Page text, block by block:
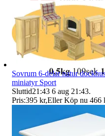
Sovrum 6-delar natur
miniatyr Sport
Sluttid21:43 6 aug 21:43.
Pris:395 kr,Eller Köp nu 466